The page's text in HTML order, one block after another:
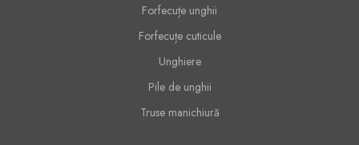
Forfecuțe unghii
Forfecuțe cuticule
Unghiere
Pile de unghii
Truse manichiură